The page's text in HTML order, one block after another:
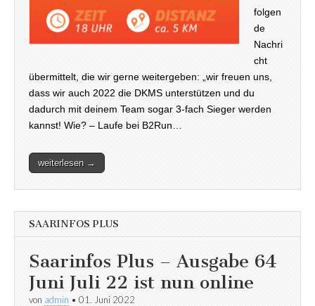
folgen
de
Nachri
cht
übermittelt, die wir gerne weitergeben: „wir freuen uns,
dass wir auch 2022 die DKMS unterstützen und du
dadurch mit deinem Team sogar 3-fach Sieger werden
kannst! Wie? – Laufe bei B2Run…
weiterlesen →
SAARINFOS PLUS
Saarinfos Plus – Ausgabe 64
Juni Juli 22 ist nun online
von admin • 01. Juni 2022